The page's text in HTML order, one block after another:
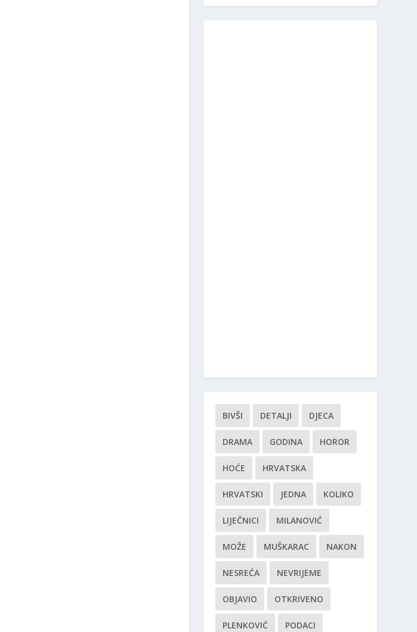
BIVŠI DETALJI DJECA
DRAMA GODINA HOROR
HOĆE HRVATSKA
HRVATSKI JEDNA KOLIKO
LIJEČNICI MILANOVIĆ
MOŽE MUŠKARAC NAKON
NESREĆA NEVRIJEME
OBJAVIO OTKRIVENO
PLENKOVIĆ PODACI